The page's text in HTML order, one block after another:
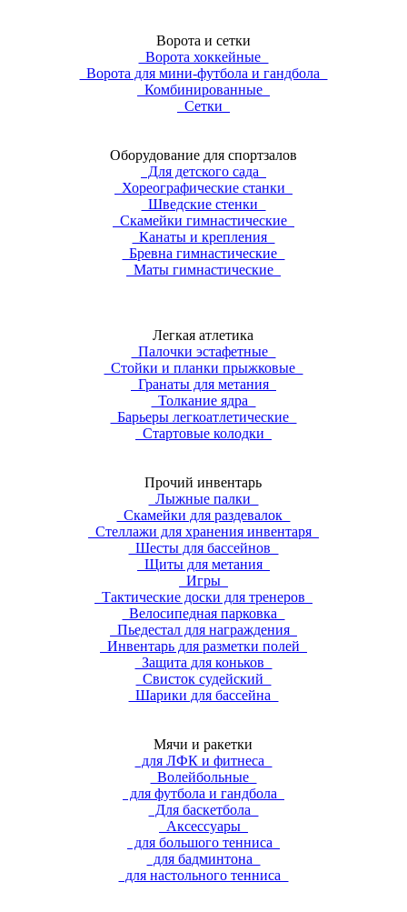
Ворота и сетки
Ворота хоккейные
Ворота для мини-футбола и гандбола
Комбинированные
Сетки
Оборудование для спортзалов
Для детского сада
Хореографические станки
Шведские стенки
Скамейки гимнастические
Канаты и крепления
Бревна гимнастические
Маты гимнастические
Легкая атлетика
Палочки эстафетные
Стойки и планки прыжковые
Гранаты для метания
Толкание ядра
Барьеры легкоатлетические
Стартовые колодки
Прочий инвентарь
Лыжные палки
Скамейки для раздевалок
Стеллажи для хранения инвентаря
Шесты для бассейнов
Щиты для метания
Игры
Тактические доски для тренеров
Велосипедная парковка
Пьедестал для награждения
Инвентарь для разметки полей
Защита для коньков
Свисток судейский
Шарики для бассейна
Мячи и ракетки
для ЛФК и фитнеса
Волейбольные
для футбола и гандбола
Для баскетбола
Аксессуары
для большого тенниса
для бадминтона
для настольного тенниса